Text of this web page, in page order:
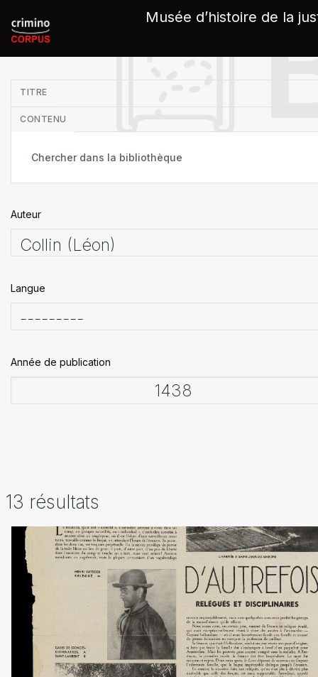
Musée d’histoire de la
TITRE
CONTENU
Auteur
Langue
Année de publication
13 résultats
Panneau de gestion des cookies